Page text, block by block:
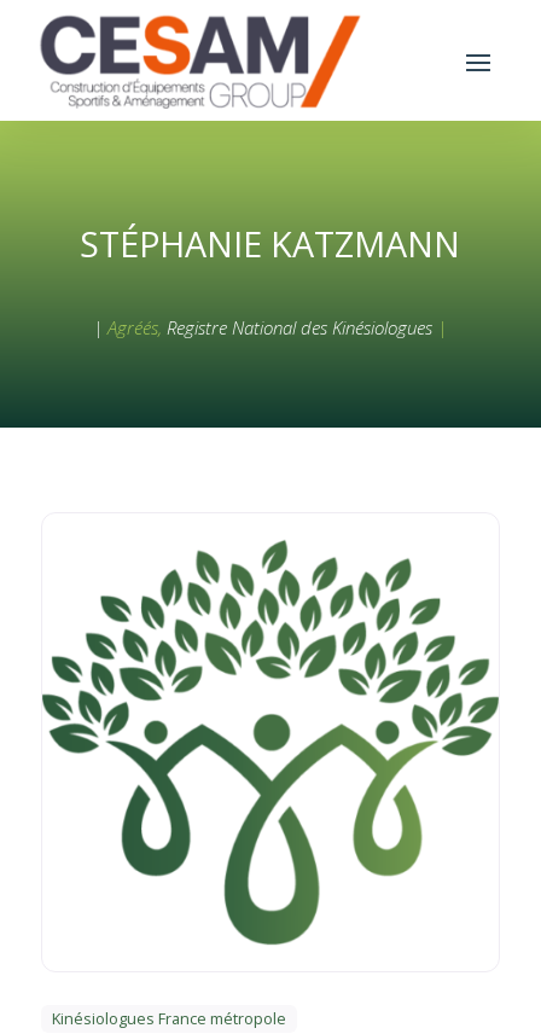
STÉPHANIE KATZMANN
|Agréés, Registre National des Kinésiologues |
Kinésiologues France métropole